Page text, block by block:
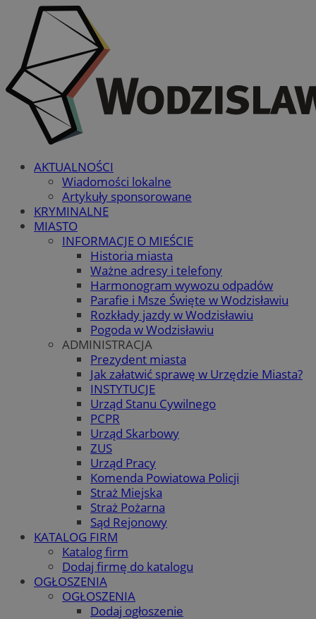
AKTUALNOŚCI
Wiadomości lokalne
Artykuły sponsorowane
KRYMINALNE
MIASTO
INFORMACJE O MIEŚCIE
Historia miasta
Ważne adresy i telefony
Harmonogram wywozu odpadów
Parafie i Msze Święte w Wodzisławiu
Rozkłady jazdy w Wodzisławiu
Pogoda w Wodzisławiu
ADMINISTRACJA
Prezydent miasta
Jak załatwić sprawę w Urzędzie Miasta?
INSTYTUCJE
Urząd Stanu Cywilnego
PCPR
Urząd Skarbowy
ZUS
Urząd Pracy
Komenda Powiatowa Policji
Straż Miejska
Straż Pożarna
Sąd Rejonowy
KATALOG FIRM
Katalog firm
Dodaj firmę do katalogu
OGŁOSZENIA
OGŁOSZENIA
Dodaj ogłoszenie